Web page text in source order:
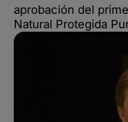
aprobación del
Natural Protegida